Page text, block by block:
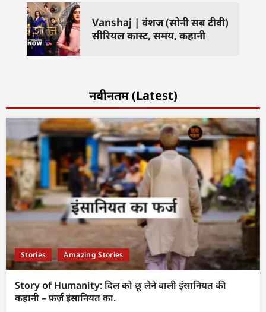
Vanshaj | वंशज (सोनी सब टीवी)
सीरियल कास्ट, समय, कहानी
नवीनतम (Latest)
Stories Amazing Stories
Story of Humanity: दिल को छू लेने वाली इंसानियत की
कहानी – फ़र्ज़ इंसानियत का.